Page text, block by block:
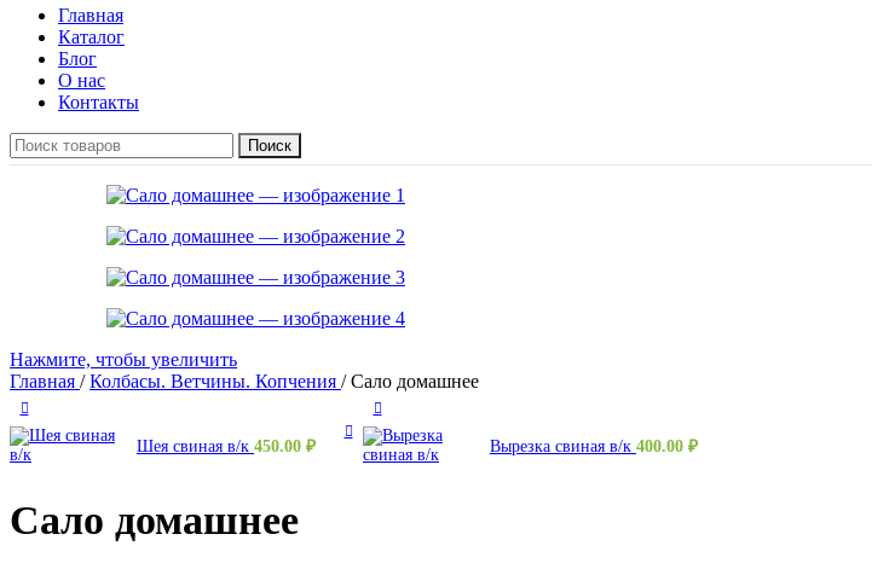
Главная
Каталог
Блог
О нас
Контакты
Поиск
Нажмите, чтобы увеличить
Главная / Колбасы. Ветчины. Копчения / Сало домашнее
Шея свиная в/к 450.00 ₽ Вырезка свиная в/к 400.00 ₽
Сало домашнее